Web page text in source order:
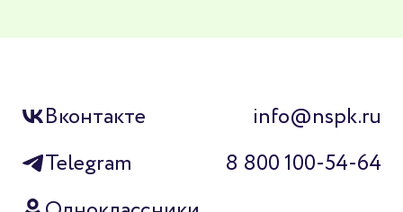
Вконтакте
Telegram
info@nspk.ru
8 800 100-54-64